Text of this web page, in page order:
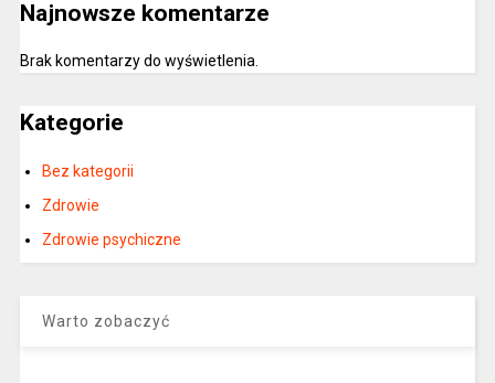
Najnowsze komentarze
Brak komentarzy do wyświetlenia.
Kategorie
Bez kategorii
Zdrowie
Zdrowie psychiczne
Warto zobaczyć